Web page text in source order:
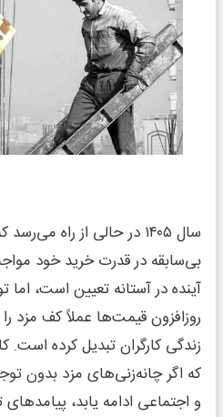
سال ۱۴۰۵ در حالی از راه
بی‌سابقه در قدرت خرید خود
آینده در آستانه تعیین است، اما
روزافزون قیمت‌ها عملاً کف مزد
زندگی کارگران تبدیل کرده
که اگر چانه‌زنی‌های مزد بدون
و اجتماعی ادامه یابد،